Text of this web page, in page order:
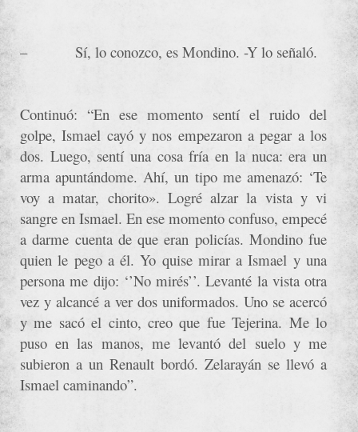
– Sí, lo conozco, es Mondino. -Y lo señaló.
Continuó: “En ese momento sentí el ruido del
golpe, Ismael cayó y nos empezaron a pegar a los
dos. Luego, sentí una cosa fría en la nuca: era un
arma apuntándome. Ahí, un tipo me amenazó: ‘Te
voy a matar, chorito». Logré alzar la vista y vi
sangre en Ismael. En ese momento confuso, empecé
a darme cuenta de que eran policías. Mondino fue
quien le pego a él. Yo quise mirar a Ismael y una
persona me dijo: ‘’No mirés’’. Levanté la vista otra
vez y alcancé a ver dos uniformados. Uno se acercó
y me sacó el cinto, creo que fue Tejerina. Me lo
puso en las manos, me levantó del suelo y me
subieron a un Renault bordó. Zelarayán se llevó a
Ismael caminando”.